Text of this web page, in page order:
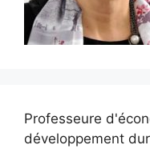
Professeure
développement